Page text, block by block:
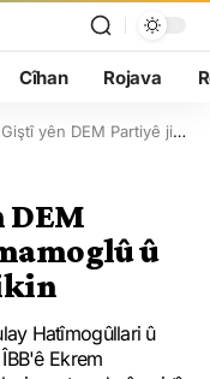
Cîhan Rojava
ji bo dîtina Îmamoglû û Kaya wê serlêdanê bikin
DEM
û
Hatîmogûllari û
Ekrem